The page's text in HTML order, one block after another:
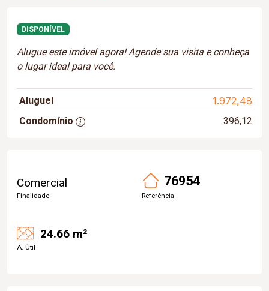
DISPONÍVEL
Alugue este imóvel agora! Agende sua visita e conheça
o lugar ideal para você.
Aluguel 1.972,48
Condomínio 396,12
Comercial
Finalidade
76954
Referência
24.66 m²
A. Útil